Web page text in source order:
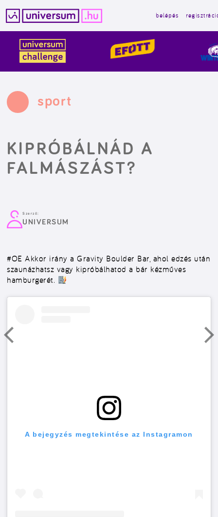
tartalomba
belépés
sport
KIPRÓBÁLNÁD A
FALMÁSZÁST?
Szerző:
UNIVERSUM
#OE Akkor irány a Gravity Boulder Bar, ahol edzés után
szaunázhatsz vagy kipróbálhatod a bár kézműves
hamburgerét.
A bejegyzés megtekintése az Instagramon